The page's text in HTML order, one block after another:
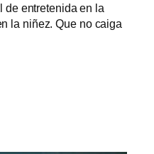
de entretenida en la
la niñez. Que no caiga